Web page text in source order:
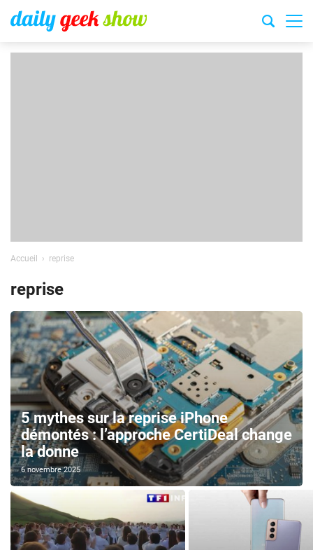
Accueil reprise
reprise
5 mythes sur la reprise iPhone
démontés : l’approche CertiDeal change
la donne
6 novembre 2025